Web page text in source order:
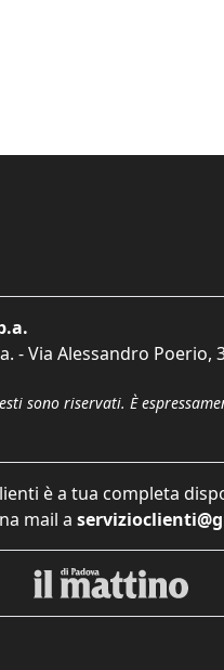
Via Alessandro Poerio,
sono riservati. È
è a tua completa
mail a